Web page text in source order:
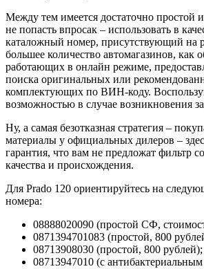
Между тем имеется достаточно простой
не попасть впросак – использовать в
каталожный номер, присутствующий на
большее количество автомагазинов, как
работающих в онлайн режиме,
поиска оригинальных или
комплектующих по ВИН-коду.
возможностью в случае возникновения
Ну, а самая безотказная стратегия –
материалы у официальных дилеров –
гарантия, что вам не предложат фильтр
качества и происхождения.
Для Prado 120 ориентируйтесь на
номера:
08888020090 (простой СФ,
0871394701083 (простой, 800
08713908030 (простой, 800 рублей);
08713947010 (с